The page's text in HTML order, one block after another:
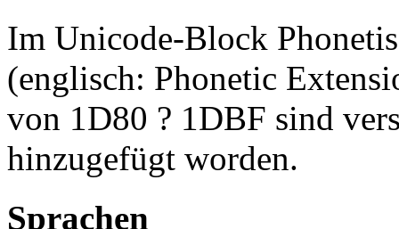
Im Unicode-Block
(englisch: Phonetic
von 1D80 ? 1DBF sind
hinzugefügt worden.
Sprachen